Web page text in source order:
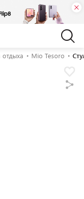
Mio Tesoro